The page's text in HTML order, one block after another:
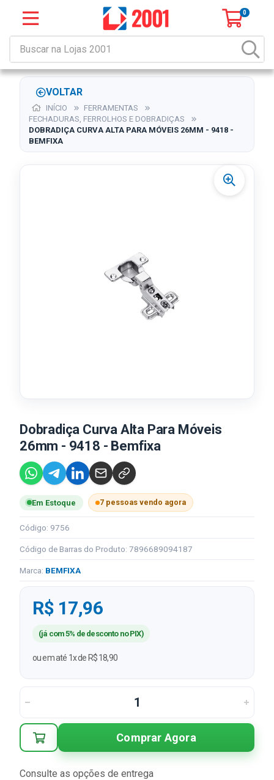
0
VOLTAR
INÍCIO
FERRAMENTAS
FECHADURAS, FERROLHOS E DOBRADIÇAS
DOBRADIÇA CURVA ALTA PARA MÓVEIS 26MM - 9418 -
BEMFIXA
Dobradiça Curva Alta Para Móveis
26mm - 9418 - Bemfixa
Em Estoque 7 pessoas vendo agora
Código: 9756
Código de Barras do Produto: 7896689094187
Marca: BEMFIXA
R$ 17,96
(já com 5% de desconto no PIX)
ou em até 1x de R$ 18,90
Comprar Agora
Consulte as opções de entrega